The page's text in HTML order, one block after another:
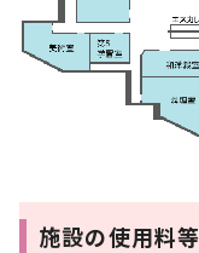
施設の使用料等